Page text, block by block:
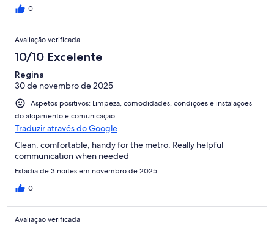
0
Avaliação verificada
10/10 Excelente
Regina
30 de novembro de 2025
Aspetos positivos: Limpeza, comodidades, condições e instalações
do alojamento e comunicação
Traduzir através do Google
Clean, comfortable, handy for the metro. Really helpful
communication when needed
Estadia de 3 noites em novembro de 2025
0
Avaliação verificada